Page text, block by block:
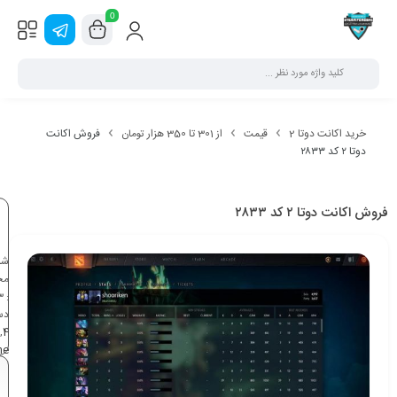
0
خرید اکانت دوتا 2 قیمت از 301 تا 350 هزار تومان
فروش اکانت
دوتا ۲ کد ۲۸۳۳
فروش اکانت دوتا ۲ کد ۲۸۳۳
:
4
,